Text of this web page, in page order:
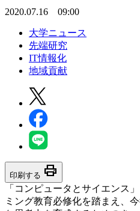
2020.07.16 09:00
大学ニュース
先端研究
IT情報化
地域貢献
印刷する print
「コンピュータとサイエンス
ミング教育必修化を踏まえ、